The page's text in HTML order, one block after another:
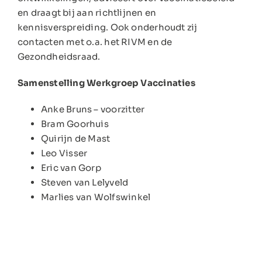
en draagt bij aan richtlijnen en
kennisverspreiding. Ook onderhoudt zij
contacten met o.a. het RIVM en de
Gezondheidsraad.
Samenstelling Werkgroep Vaccinaties
Anke Bruns – voorzitter
Bram Goorhuis
Quirijn de Mast
Leo Visser
Eric van Gorp
Steven van Lelyveld
Marlies van Wolfswinkel